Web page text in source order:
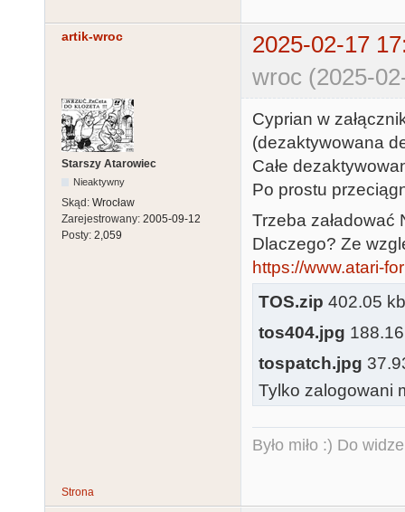
artik-wroc
2025-02-17
wroc (2025-
Starszy Atarowiec
Nieaktywny
Skąd: Wrocław
Zarejestrowany: 2005-09-12
Posty: 2,059
Cyprian w
(dezaktywowana
Całe
Po prostu
Trzeba załadować
Dlaczego? Ze
https://www.atari-
TOS.zip 402.05
tos404.jpg
tospatch.jpg
Tylko zalogowani
Było miło :) Do
Strona